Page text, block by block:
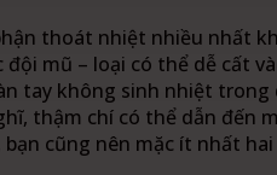
thoát nhiệt nhiều nhất
mũ – loại có thể dễ cất
tay không sinh nhiệt
thậm chí có thể dẫn đến
cũng nên mặc ít nhất